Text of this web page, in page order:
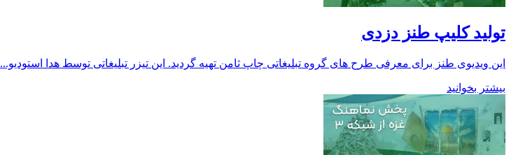
تولید کلیپ طنز دزدی
این ویدیوی طنز برای معرفی طرح های گروه تبلیغاتی چاپ ثامن تهیه گردید. این تیزر تبلیغاتی توسط هدا استودیو...
بیشتر بخوانید